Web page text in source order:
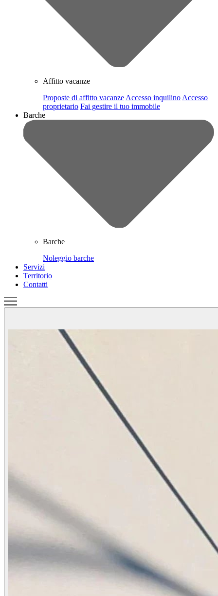
Affitto vacanze
Proposte di affitto vacanzeAccesso inquilinoAccesso
proprietario Fai gestire il tuo immobile
Barche
Barche
Noleggio barche
Servizi
Territorio
Contatti